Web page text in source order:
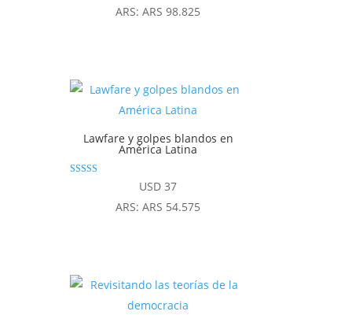
ARS:ARS 98.825
Lawfare y golpes blandos en
América Latina
USD 37
ARS:ARS 54.575